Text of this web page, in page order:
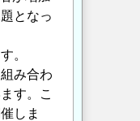
となっ
。
み合わ
す。こ
しま